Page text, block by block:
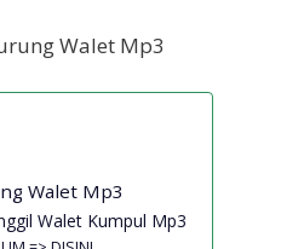
Walet Mp3
Walet Kumpul Mp3